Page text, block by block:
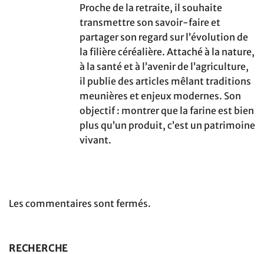
Proche de la retraite, il souhaite
transmettre son savoir-faire et
partager son regard sur l’évolution de
la filière céréalière. Attaché à la nature,
à la santé et à l’avenir de l’agriculture,
il publie des articles mêlant traditions
meunières et enjeux modernes. Son
objectif : montrer que la farine est bien
plus qu’un produit, c’est un patrimoine
vivant.
Les commentaires sont fermés.
RECHERCHE